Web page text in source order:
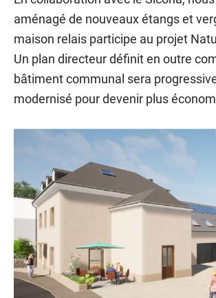
aménagé de nouveaux étangs et
maison relais participe au projet
Un plan directeur définit en outre
bâtiment communal sera
modernisé pour devenir plus